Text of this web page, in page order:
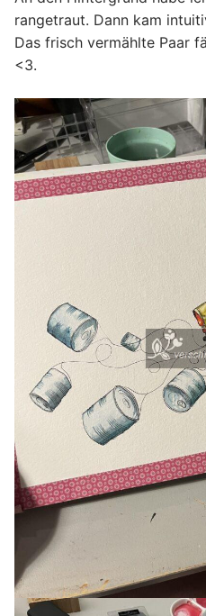
rangetraut. Dann kam
Das frisch vermählte Paar
<3.